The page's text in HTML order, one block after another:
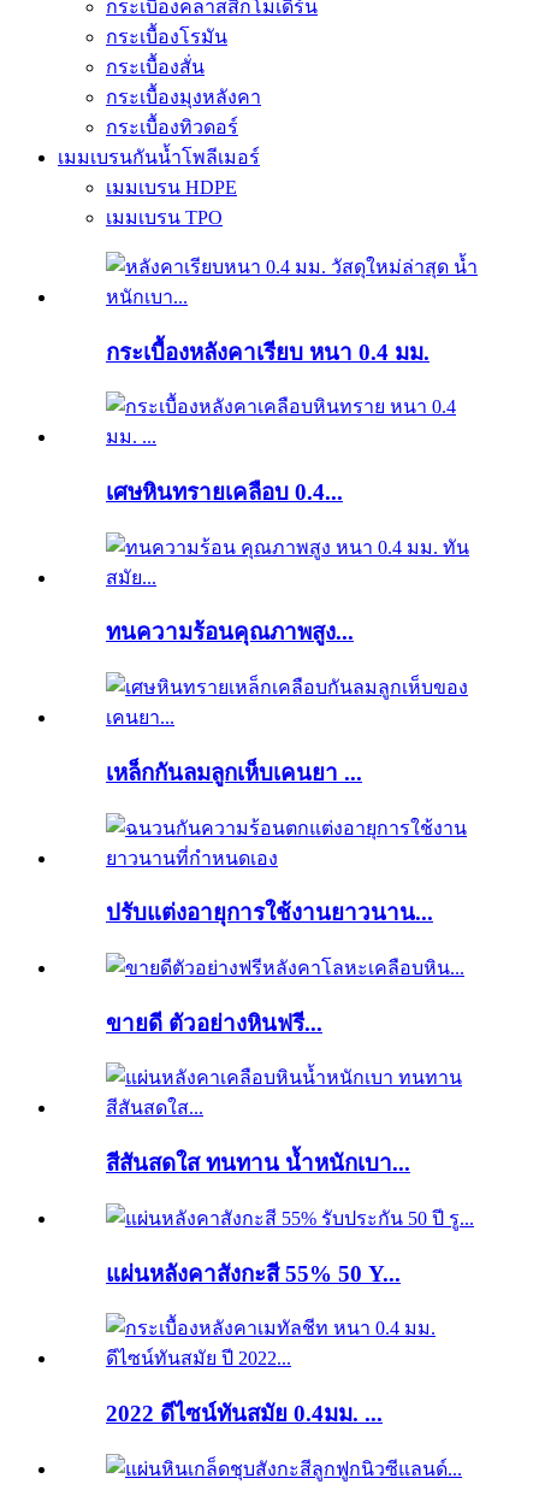
กระเบื้องคลาสสิกโมเดิร์น
กระเบื้องโรมัน
กระเบื้องสั่น
กระเบื้องมุงหลังคา
กระเบื้องทิวดอร์
เมมเบรนกันน้ำโพลีเมอร์
เมมเบรน HDPE
เมมเบรน TPO
กระเบื้องหลังคาเรียบ หนา 0.4 มม.
เศษหินทรายเคลือบ 0.4...
ทนความร้อนคุณภาพสูง...
เหล็กกันลมลูกเห็บเคนยา ...
ปรับแต่งอายุการใช้งานยาวนาน...
ขายดี ตัวอย่างหินฟรี...
สีสันสดใส ทนทาน น้ำหนักเบา...
แผ่นหลังคาสังกะสี 55% 50 Y...
2022 ดีไซน์ทันสมัย ​​0.4มม. ...